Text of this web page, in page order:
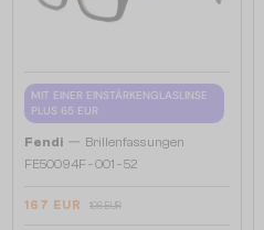
MIT EINER EINSTÄRKENGLASLINSE
PLUS 65 EUR
Fendi — Brillenfassungen
FE50094F - 001 - 52
167 EUR 196 EUR